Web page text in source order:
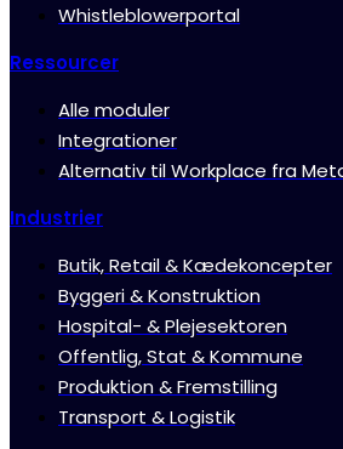
Whistleblowerportal
Ressourcer
Alle moduler
Integrationer
Alternativ til Workplace fra
Industrier
Butik, Retail & Kædekoncepter
Byggeri & Konstruktion
Hospital- & Plejesektoren
Offentlig, Stat & Kommune
Produktion & Fremstilling
Transport & Logistik